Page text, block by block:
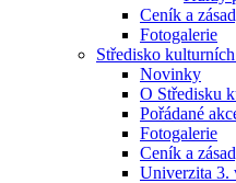
Ceník a
Fotogalerie
Středisko
Novinky
O Středisku
Pořádané
Fotogalerie
Ceník a
Univerzita 3.